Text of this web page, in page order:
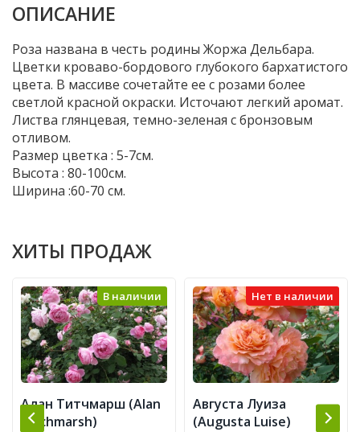
ОПИСАНИЕ
Роза названа в честь родины Жоржа Дельбара.
Цветки кроваво-бордового глубокого бархатистого
цвета. В массиве сочетайте ее с розами более
светлой красной окраски. Источают легкий аромат.
Листва глянцевая, темно-зеленая с бронзовым
отливом.
Размер цветка : 5-7см.
Высота : 80-100см.
Ширина :60-70 см.
ХИТЫ ПРОДАЖ
В наличии
Алан Титчмарш (Alan
Titchmarsh)
Нет в наличии
Августа Луиза
(Augusta Luise)